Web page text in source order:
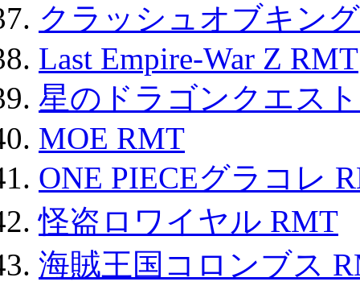
クラッシュオブキン
Last Empire-War Z RMT
星のドラゴンクエス
MOE RMT
ONE PIECEグラコレ
怪盗ロワイヤル RMT
海賊王国コロンブス